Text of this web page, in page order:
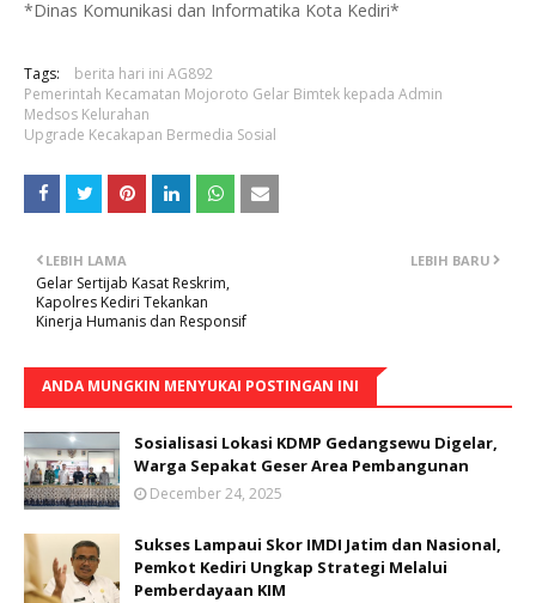
*Dinas Komunikasi dan Informatika Kota Kediri*
Tags:
berita hari ini AG892
Pemerintah Kecamatan Mojoroto Gelar Bimtek kepada Admin
Medsos Kelurahan
Upgrade Kecakapan Bermedia Sosial
LEBIH BARU
LEBIH LAMA
Gelar Sertijab Kasat Reskrim,
Kapolres Kediri Tekankan
Kinerja Humanis dan Responsif
ANDA MUNGKIN MENYUKAI POSTINGAN INI
Sosialisasi Lokasi KDMP Gedangsewu Digelar,
Warga Sepakat Geser Area Pembangunan
December 24, 2025
Sukses Lampaui Skor IMDI Jatim dan Nasional,
Pemkot Kediri Ungkap Strategi Melalui
Pemberdayaan KIM